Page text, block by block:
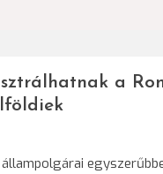
a
állampolgárai